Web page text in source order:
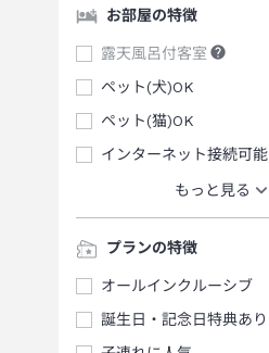
お部屋の特徴
露天風呂付客室
ペット(犬)OK
ペット(猫)OK
インターネット接続可能
もっと見る
プランの特徴
オールインクルーシブ
誕生日・記念日特典あり